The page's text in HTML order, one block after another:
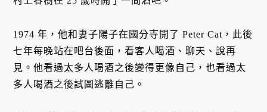
1974 年，他和妻子陽子在國分寺開了 Peter Cat，此後
七年每晚站在吧台後面，看客人喝酒、聊天、說再
見。他看過太多人喝酒之後變得更像自己，也看過太
多人喝酒之後試圖逃離自己。